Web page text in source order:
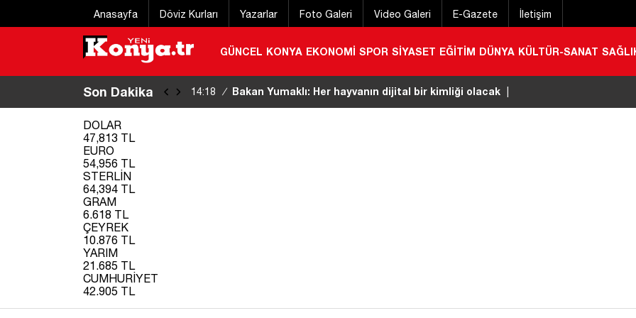
Anasayfa Döviz Kurları Yazarlar Foto Galeri Video Galeri E-Gazete İletişim
GÜNCEL KONYA EKONOMİ SPOR SİYASET EĞİTİM DÜNYA KÜLTÜR-SANAT
Son Dakika 14:11 / KTO Başkanı Öztürk’ten Mekpan Panel’e ziyaret |
DOLAR
47,813 TL
EURO
54,956 TL
STERLİN
64,394 TL
GRAM
6.618 TL
ÇEYREK
10.876 TL
YARIM
21.685 TL
CUMHURİYET
42.905 TL